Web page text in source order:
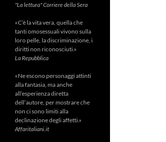
"La lettura" Corriere della Sera
«C’è la vita vera, quella che
tanti omosessuali vivono sulla
loro pelle, la discriminazione, i
diritti non riconosciuti.»
La Repubblica
«Ne escono personaggi attinti
alla fantasia, ma anche
all’esperienza diretta
dell’autore, per mostrare che
non ci sono limiti alla
declinazione degli affetti.»
Affaritaliani.it